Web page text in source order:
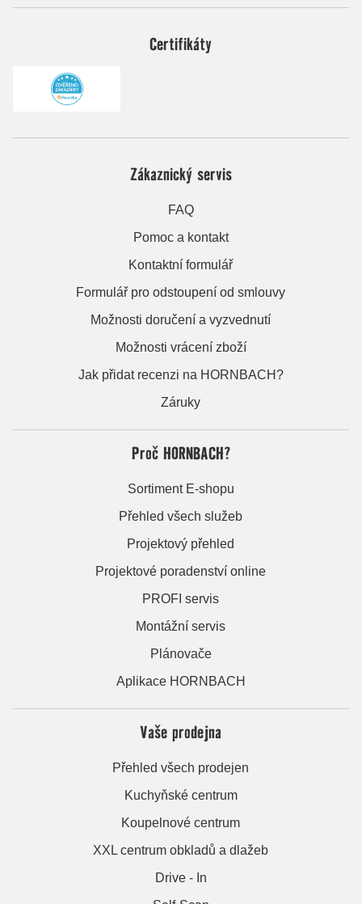
Certifikáty
Zákaznický servis
FAQ
Pomoc a kontakt
Kontaktní formulář
Formulář pro odstoupení od smlouvy
Možnosti doručení a vyzvednutí
Možnosti vrácení zboží
Jak přidat recenzi na HORNBACH?
Záruky
Proč HORNBACH?
Sortiment E-shopu
Přehled všech služeb
Projektový přehled
Projektové poradenství online
PROFI servis
Montážní servis
Plánovače
Aplikace HORNBACH
Vaše prodejna
Přehled všech prodejen
Kuchyňské centrum
Koupelnové centrum
XXL centrum obkladů a dlažeb
Drive - In